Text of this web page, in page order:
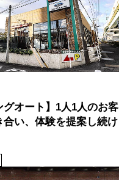
グオート】1人1人のお客
合い、体験を提案し続け